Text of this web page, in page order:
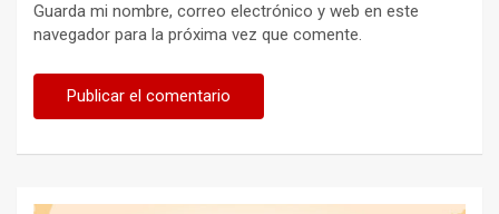
Guarda mi nombre, correo electrónico y web en este
navegador para la próxima vez que comente.